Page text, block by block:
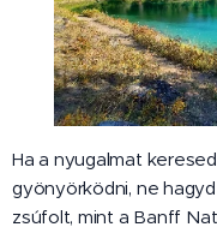
Ha a nyugalmat
gyönyörködni, ne
zsúfolt, mint a Banff